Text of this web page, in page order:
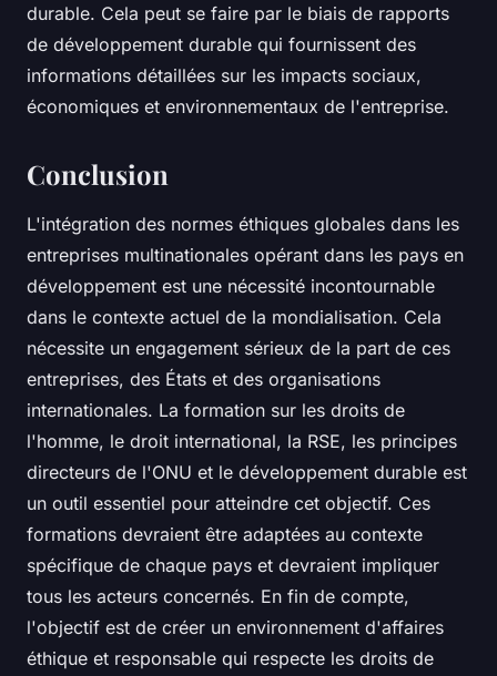
durable. Cela peut se faire par le biais de rapports
de développement durable qui fournissent des
informations détaillées sur les impacts sociaux,
économiques et environnementaux de l'entreprise.
Conclusion
L'intégration des normes éthiques globales dans les
entreprises multinationales opérant dans les pays en
développement est une nécessité incontournable
dans le contexte actuel de la mondialisation. Cela
nécessite un engagement sérieux de la part de ces
entreprises, des États et des organisations
internationales. La formation sur les droits de
l'homme, le droit international, la RSE, les principes
directeurs de l'ONU et le développement durable est
un outil essentiel pour atteindre cet objectif. Ces
formations devraient être adaptées au contexte
spécifique de chaque pays et devraient impliquer
tous les acteurs concernés. En fin de compte,
l'objectif est de créer un environnement d'affaires
éthique et responsable qui respecte les droits de